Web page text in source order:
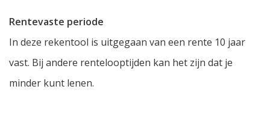
Rentevaste periode
In deze rekentool is uitgegaan van een rente 10 jaar
vast. Bij andere rentelooptijden kan het zijn dat je
minder kunt lenen.